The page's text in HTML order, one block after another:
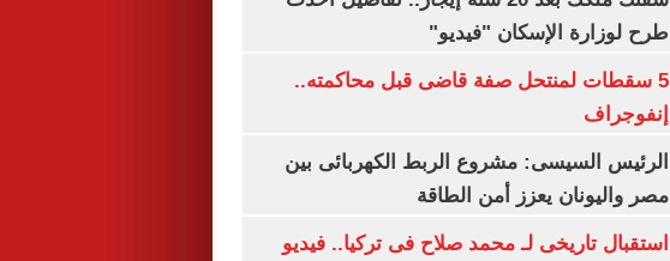
طرح لوزارة الإسكان "فيديو"
5 سقطات لمنتحل صفة قاضى قبل محاكمته..
إنفوجراف
الرئيس السيسى: مشروع الربط الكهربائى بين
مصر واليونان يعزز أمن الطاقة
استقبال تاريخى لـ محمد صلاح فى تركيا.. فيديو